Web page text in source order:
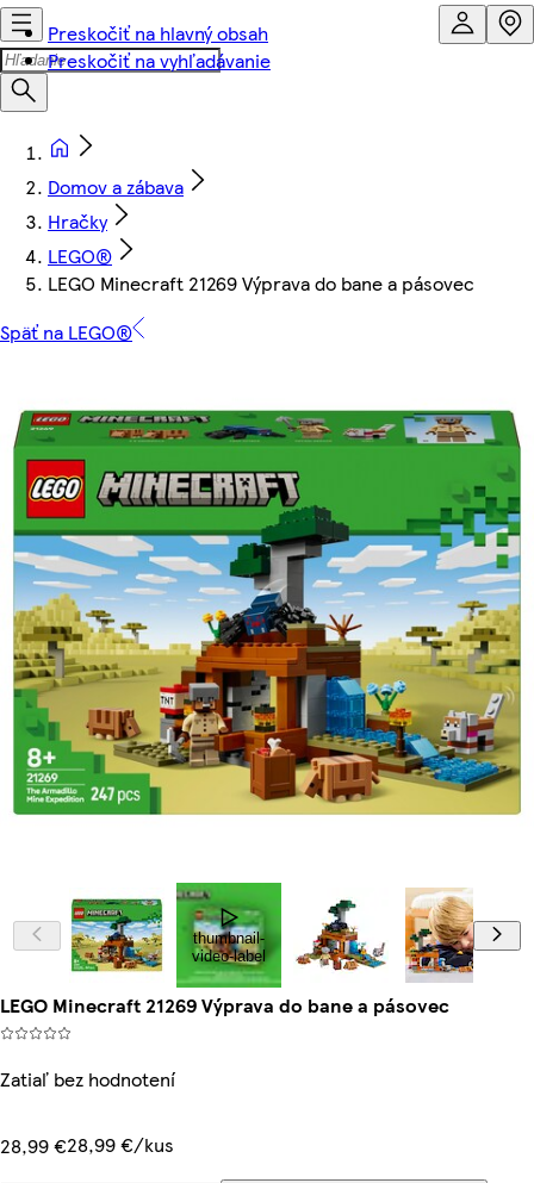
Preskočiť na hlavný obsah
Preskočiť na vyhľadávanie
Domov a zábava
Hračky
LEGO®
LEGO Minecraft 21269 Výprava do bane a pásovec
Späť na LEGO®
thumbnail-
video-label
LEGO Minecraft 21269 Výprava do bane a pásovec
Zatiaľ bez hodnotení
28,99 €28,99 €/kus